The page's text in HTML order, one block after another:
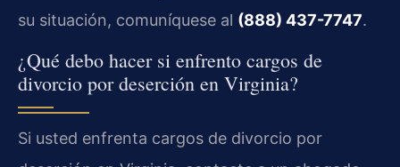
su situación, comuníquese al (888) 437-7747.
¿Qué debo hacer si enfrento cargos de
divorcio por deserción en Virginia?
Si usted enfrenta cargos de divorcio por